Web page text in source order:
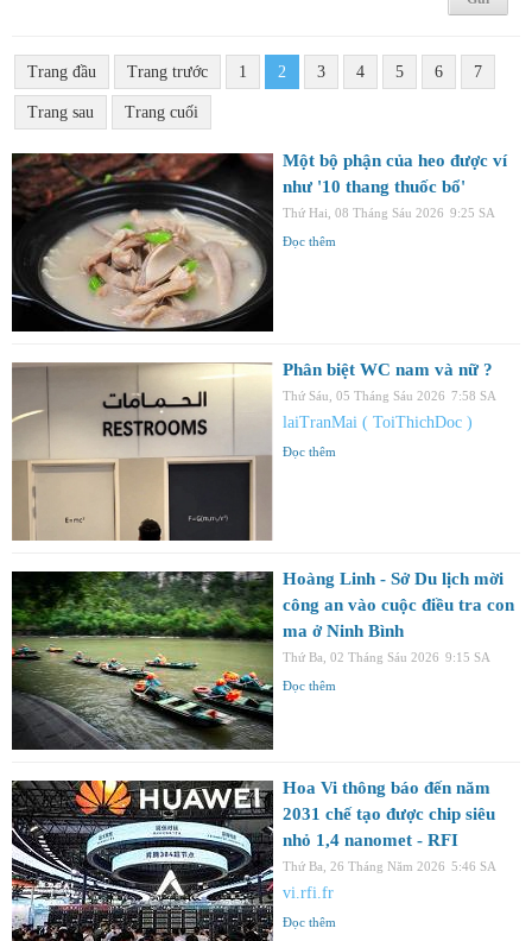
Trang đầu Trang trước 1 2 3 4 5 6 7
Trang sau Trang cuối
Một bộ phận của heo được ví
như '10 thang thuốc bổ'
Thứ Hai, 08 Tháng Sáu 2026 9:25 SA
Đọc thêm
Phân biệt WC nam và nữ ?
Thứ Sáu, 05 Tháng Sáu 2026 7:58 SA
laiTranMai ( ToiThichDoc )
Đọc thêm
Hoàng Linh - Sở Du lịch mời
công an vào cuộc điều tra con
ma ở Ninh Bình
Thứ Ba, 02 Tháng Sáu 2026 9:15 SA
Đọc thêm
Hoa Vi thông báo đến năm
2031 chế tạo được chip siêu
nhỏ 1,4 nanomet - RFI
Thứ Ba, 26 Tháng Năm 2026 5:46 SA
vi.rfi.fr
Đọc thêm